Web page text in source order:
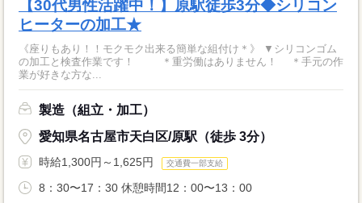
【30代男性活躍中！】原駅徒歩3分◆シリコン
ヒーターの加工★
《座りもあり！！モクモク出来る簡単な組付け＊》 ▼シリコンゴム
の加工と検査作業です！ ＊重労働はありません！ ＊手元の作
業が好きな方な...
製造（組立・加工）
愛知県名古屋市天白区/原駅（徒歩 3分）
時給1,300円～1,625円 交通費一部支給
8：30〜17：30 休憩時間12：00〜13：00